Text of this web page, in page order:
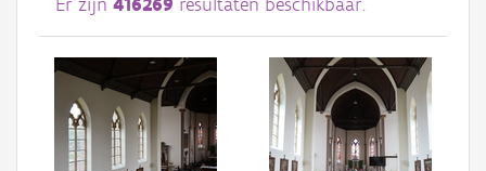
#BeeldIndeKijker
Over ons